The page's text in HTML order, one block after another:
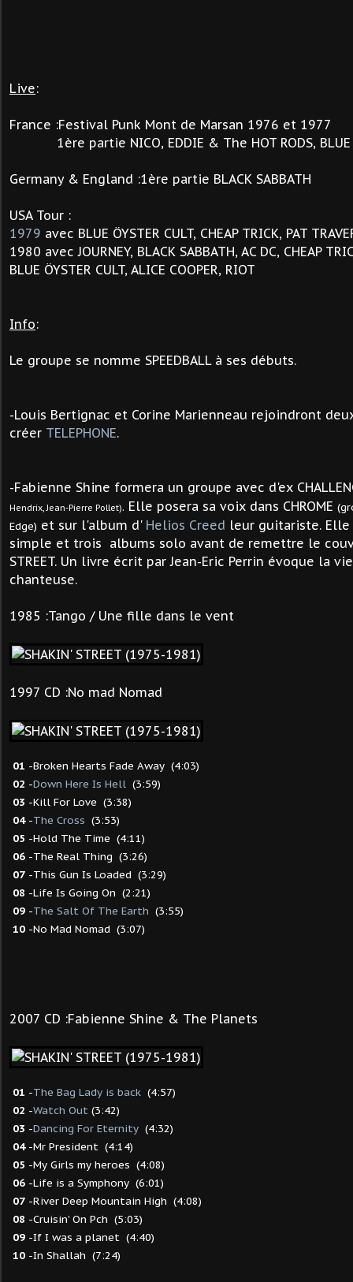
Live:
France :Festival Punk Mont de Marsan 1976 et 1977
1ère partie NICO, EDDIE & The HOT RODS,
Germany & England :1ère partie BLACK SABBATH
USA Tour :
1979 avec BLUE ÖYSTER CULT, CHEAP TRICK, PAT
1980 avec JOURNEY, BLACK SABBATH, AC DC, CHEAP
BLUE ÖYSTER CULT, ALICE COOPER, RIOT
Info:
Le groupe se nomme SPEEDBALL à ses débuts.
-Louis Bertignac et Corine Marienneau rejoindront
créer TELEPHONE.
-Fabienne Shine formera un groupe avec d'ex
Hendrix,Jean-Pierre Pollet). Elle posera sa voix dans CHROME
Edge) et sur l'album d' Helios Creed leur guitariste.
simple et trois albums solo avant de remettre le
STREET. Un livre écrit par Jean-Eric Perrin évoque la
chanteuse.
1985 :Tango / Une fille dans le vent
1997 CD :No mad Nomad
01 -Broken Hearts Fade Away (4:03)
02 -Down Here Is Hell (3:59)
03 -Kill For Love (3:38)
04-The Cross (3:53)
05 -Hold The Time (4:11)
06 -The Real Thing (3:26)
07 -This Gun Is Loaded (3:29)
08 -Life Is Going On (2:21)
09 -The Salt Of The Earth (3:55)
10 -No Mad Nomad (3:07)
2007 CD :Fabienne Shine & The Planets
01 -The Bag Lady is back (4:57)
02 -Watch Out (3:42)
03 -Dancing For Eternity (4:32)
04-Mr President (4:14)
05 -My Girls my heroes (4:08)
06 -Life is a Symphony (6:01)
07 -River Deep Mountain High (4:08)
08 -Cruisin' On Pch (5:03)
09 -If I was a planet (4:40)
10 -In Shallah (7:24)